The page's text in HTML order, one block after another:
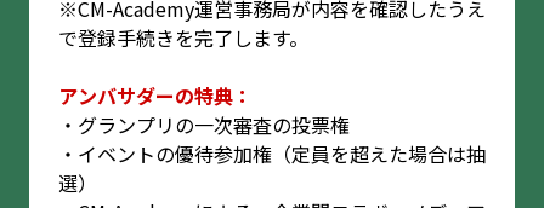
※CM-Academy運営事務局が内容を確認したうえ
で登録手続きを完了します。
アンバサダーの特典：
・グランプリの一次審査の投票権
・イベントの優待参加権（定員を超えた場合は抽
選）